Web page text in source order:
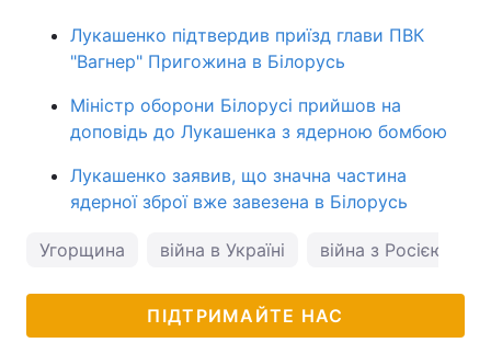
Лукашенко підтвердив приїзд глави ПВК
"Вагнер" Пригожина в Білорусь
Міністр оборони Білорусі прийшов на
доповідь до Лукашенка з ядерною бомбою
Лукашенко заявив, що значна частина
ядерної зброї вже завезена в Білорусь
Угорщина війна в Україні війна з Росією
ПІДТРИМАЙТЕ НАС